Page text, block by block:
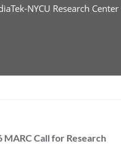
NYCU Research Center
MARC Call for Research